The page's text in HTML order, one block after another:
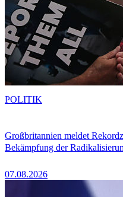
Großbritannien meldet
Bekämpfung der
07.08.2026
POLITIK